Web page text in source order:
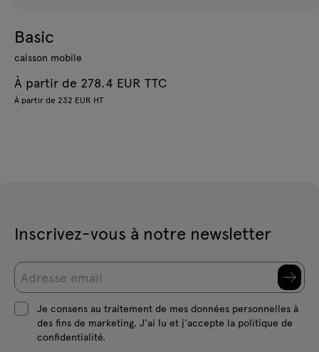
Basic
caisson mobile
À partir de 278.4 EUR TTC
À partir de 232 EUR HT
Inscrivez-vous à notre newsletter
Je consens au traitement de mes données personnelles à
des fins de marketing. J'ai lu et j'accepte la politique de
confidentialité.